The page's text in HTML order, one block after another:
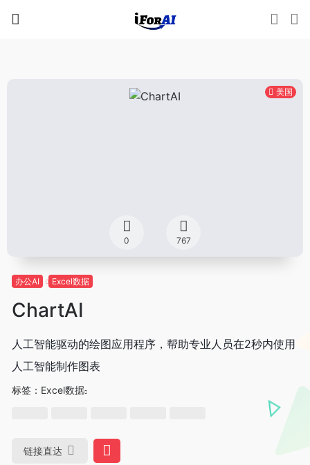
美国
0 767
办公AI Excel数据
ChartAI
人工智能驱动的绘图应用程序，帮助专业人员在2秒内使用
人工智能制作图表
标签： Excel数据
链接直达